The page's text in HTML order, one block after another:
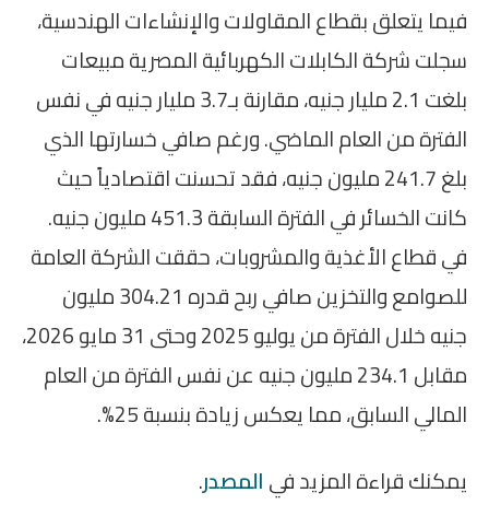
فيما يتعلق بقطاع المقاولات والإنشاءات الهندسية،
سجلت شركة الكابلات الكهربائية المصرية مبيعات
بلغت 2.1 مليار جنيه، مقارنة بـ3.7 مليار جنيه في نفس
الفترة من العام الماضي. ورغم صافي خسارتها الذي
بلغ 241.7 مليون جنيه، فقد تحسنت اقتصادياً حيث
كانت الخسائر في الفترة السابقة 451.3 مليون جنيه.
في قطاع الأغذية والمشروبات، حققت الشركة العامة
للصوامع والتخزين صافي ربح قدره 304.21 مليون
جنيه خلال الفترة من يوليو 2025 وحتى 31 مايو 2026،
مقابل 234.1 مليون جنيه عن نفس الفترة من العام
المالي السابق، مما يعكس زيادة بنسبة 25%.
يمكنك قراءة المزيد فيالمصدر.